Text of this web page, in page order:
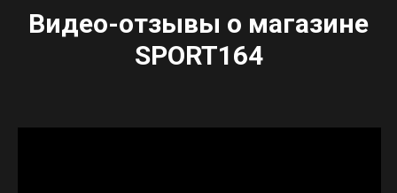
Видео-отзывы о магазине
SPORT164